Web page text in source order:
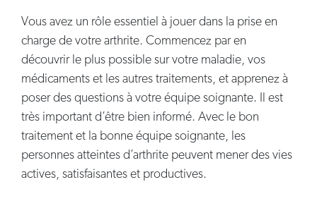
Vous avez un rôle essentiel à jouer dans la prise en
charge de votre arthrite. Commencez par en
découvrir le plus possible sur votre maladie, vos
médicaments et les autres traitements, et apprenez à
poser des questions à votre équipe soignante. Il est
très important d’être bien informé. Avec le bon
traitement et la bonne équipe soignante, les
personnes atteintes d’arthrite peuvent mener des vies
actives, satisfaisantes et productives.